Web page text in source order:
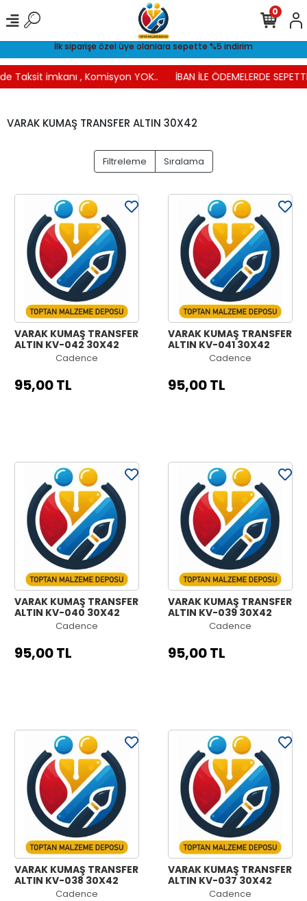
İlk siparişe özel üye olanlara sepette %5 indirim
imkanı , Komisyon YOK.. İBAN İLE ÖDEMELERDE
0
VARAK KUMAŞ TRANSFER ALTIN 30X42
Filtreleme Sıralama
VARAK KUMAŞ TRANSFER
ALTIN KV-042 30X42
Cadence
95,00 TL
VARAK KUMAŞ TRANSFER
ALTIN KV-041 30X42
Cadence
95,00 TL
VARAK KUMAŞ TRANSFER
ALTIN KV-040 30X42
Cadence
95,00 TL
VARAK KUMAŞ TRANSFER
ALTIN KV-039 30X42
Cadence
95,00 TL
VARAK KUMAŞ TRANSFER
ALTIN KV-038 30X42
Cadence
VARAK KUMAŞ TRANSFER
ALTIN KV-037 30X42
Cadence